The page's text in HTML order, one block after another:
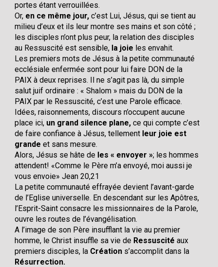
portes étant verrouillées.
Or, en ce même jour, c’est Lui, Jésus, qui se tient au
milieu d’eux et ils leur montre ses mains et son côté ;
les disciples n’ont plus peur, la relation des disciples
au Ressuscité est sensible, la joie les envahit.
Les premiers mots de Jésus à la petite communauté
ecclésiale enfermée sont pour lui faire DON de la
PAIX à deux reprises. Il ne s’agit pas là, du simple
salut juif ordinaire : « Shalom » mais du DON de la
PAIX par le Ressuscité, c’est une Parole efficace.
Idées, raisonnements, discours n’occupent aucune
place ici, un grand silence plane, ce qui compte c’est
de faire confiance à Jésus, tellement leur joie est
grande et sans mesure.
Alors, Jésus se hâte de les « envoyer »; les hommes
attendent! «Comme le Père m’a envoyé, moi aussi je
vous envoie» Jean 20,21
La petite communauté effrayée devient l’avant-garde
de l’Eglise universelle. En descendant sur les Apôtres,
l’Esprit-Saint consacre les missionnaires de la Parole,
ouvre les routes de l’évangélisation.
A l’image de son Père insufflant la vie au premier
homme, le Christ insuffle sa vie de Ressuscité aux
premiers disciples, la Création s’accomplit dans la
Résurrection.